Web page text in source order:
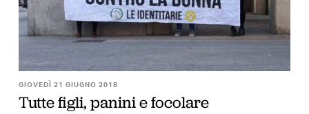
GIOVEDÌ 21 GIUGNO 2018
Tutte figli, panini e focolare